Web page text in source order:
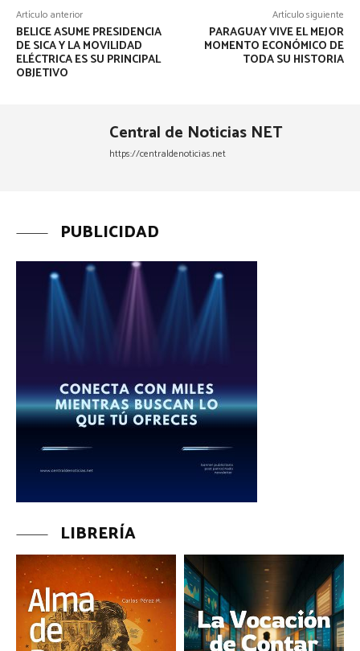
Artículo anterior
BELICE ASUME PRESIDENCIA
DE SICA Y LA MOVILIDAD
ELÉCTRICA ES SU PRINCIPAL
OBJETIVO
Artículo siguiente
PARAGUAY VIVE EL MEJOR
MOMENTO ECONÓMICO DE
TODA SU HISTORIA
Central de Noticias NET
https://centraldenoticias.net
PUBLICIDAD
LIBRERÍA